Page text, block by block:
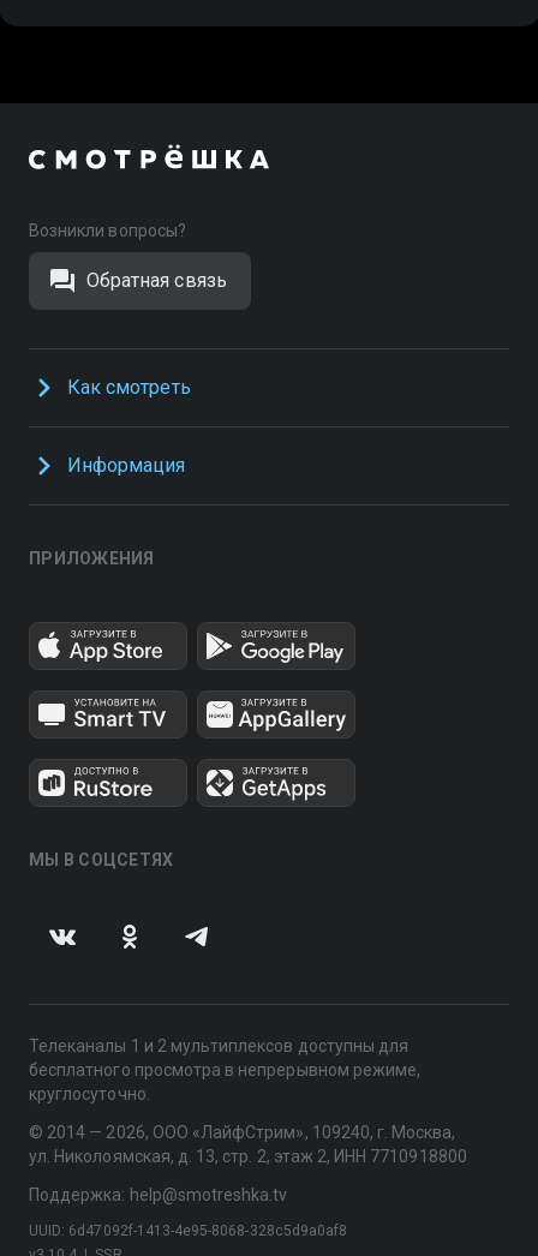
Возникли вопросы?
Обратная связь
Как смотреть
Информация
ПРИЛОЖЕНИЯ
МЫ В СОЦСЕТЯХ
Телеканалы 1 и 2 мультиплексов доступны для
бесплатного просмотра в непрерывном режиме,
круглосуточно.
© 2014 — 2026, ООО «ЛайфСтрим», 109240, г. Москва,
ул. Николоямская, д. 13, стр. 2, этаж 2, ИНН 7710918800
Поддержка: help@smotreshka.tv
UUID: 6d47092f-1413-4e95-8068-328c5d9a0af8